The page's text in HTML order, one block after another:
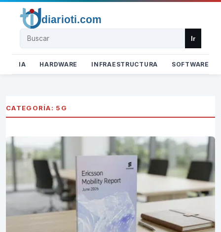
Buscar Ir
IA HARDWARE INFRAESTRUCTURA SOFTWARE
CATEGORÍA: 5G